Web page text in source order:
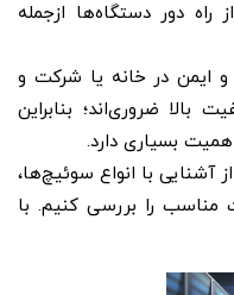
دور دستگاه‌ها ازجمله
ایمن در خانه یا شرکت و
بالا ضروری‌اند؛ بنابراین
بسیاری دارد.
آشنایی با انواع سوئیچ‌ها،
مناسب را بررسی کنیم. با